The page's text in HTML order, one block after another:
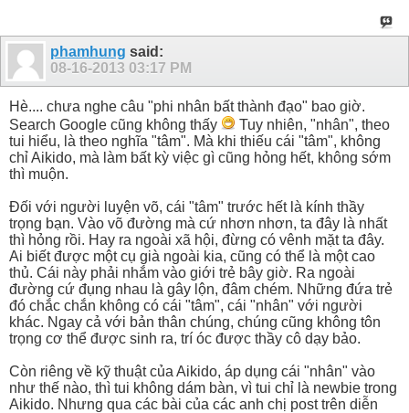
phamhung said:
08-16-2013 03:17 PM
Hè.... chưa nghe câu "phi nhân bất thành đạo" bao giờ.
Search Google cũng không thấy
Tuy nhiên, "nhân", theo
tui hiểu, là theo nghĩa "tâm". Mà khi thiếu cái "tâm", không
chỉ Aikido, mà làm bất kỳ việc gì cũng hỏng hết, không sớm
thì muộn.
Đối với người luyện võ, cái "tâm" trước hết là kính thầy
trọng bạn. Vào võ đường mà cứ nhơn nhơn, ta đây là nhất
thì hỏng rồi. Hay ra ngoài xã hội, đừng có vênh mặt ta đây.
Ai biết được một cụ già ngoài kia, cũng có thể là một cao
thủ. Cái này phải nhắm vào giới trẻ bây giờ. Ra ngoài
đường cứ đụng nhau là gây lộn, đâm chém. Những đứa trẻ
đó chắc chắn không có cái "tâm", cái "nhân" với người
khác. Ngay cả với bản thân chúng, chúng cũng không tôn
trọng cơ thể được sinh ra, trí óc được thầy cô dạy bảo.
Còn riêng về kỹ thuật của Aikido, áp dụng cái "nhân" vào
như thế nào, thì tui không dám bàn, vì tui chỉ là newbie trong
Aikido. Nhưng qua các bài của các anh chị post trên diễn